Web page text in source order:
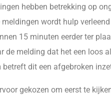
hebben betrekking op
wordt hulp
15 minuten eerder ter
de melding dat het een loos
dit een afgebroken
gekozen om eerst te